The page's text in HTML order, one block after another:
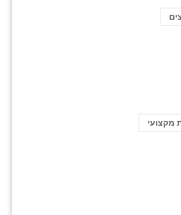
מקצועי